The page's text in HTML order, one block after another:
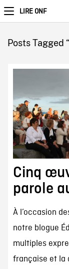
LIRE ONF
Posts Tagged
Cinq
parole
À l’occasion
notre blogue
multiples
française et la